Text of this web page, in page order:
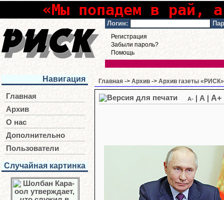
«Мы попадем в рай,
Логин:
Регистрация
Забыли пароль?
Помощь
Навигация
Главная
Архив
О нас
Дополнительно
Пользователи
Случайная картинка
Главная -> Архив -> Архив газеты «РИСК»
A- A A+